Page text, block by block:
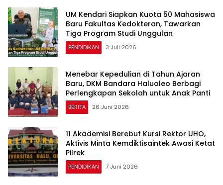
UM Kendari Siapkan Kuota 50 Mahasiswa
Baru Fakultas Kedokteran, Tawarkan
Tiga Program Studi Unggulan
PENDIDIKAN 3 Juli 2026
Menebar Kepedulian di Tahun Ajaran
Baru, DKM Bandara Haluoleo Berbagi
Perlengkapan Sekolah untuk Anak Panti
BERITA 26 Juni 2026
11 Akademisi Berebut Kursi Rektor UHO,
Aktivis Minta Kemdiktisaintek Awasi Ketat
Pilrek
PENDIDIKAN 7 Juni 2026